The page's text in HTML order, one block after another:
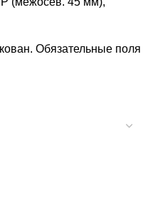
Обязательные поля